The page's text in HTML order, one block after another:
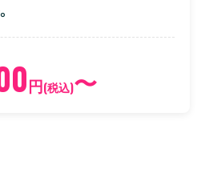
円(税込)〜